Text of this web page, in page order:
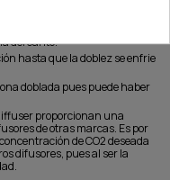
del canto.
hasta que la doblez se enfrie
doblada pues puede haber
proporcionan una
de otras marcas. Es por
de CO2 deseada
difusores, pues al ser la